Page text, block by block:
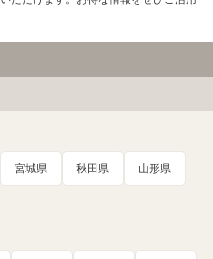
宮城県 秋田県 山形県